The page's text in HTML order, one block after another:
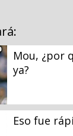
Mou, ¿por
ya?
Eso fue